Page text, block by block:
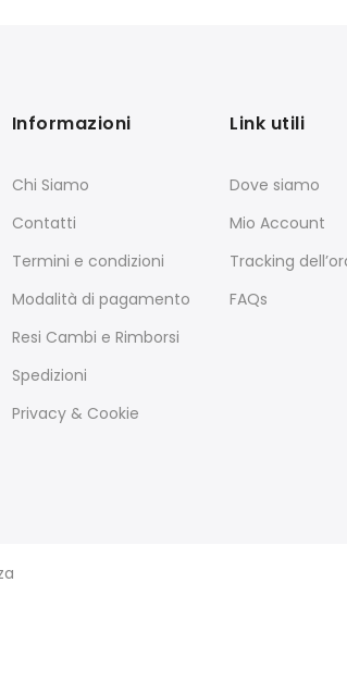
Informazioni
Chi Siamo
Contatti
Termini e condizioni
Modalità di pagamento
Resi Cambi e Rimborsi
Spedizioni
Privacy & Cookie
Link utili
Dove siamo
Mio Account
Tracking
FAQs